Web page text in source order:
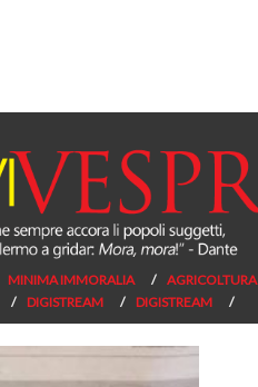
MINIMA IMMORALIA AGRICOLTURA
DIGISTREAM DIGISTREAM